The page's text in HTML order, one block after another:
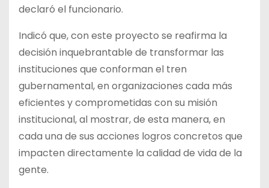
declaró el funcionario.
Indicó que, con este proyecto se reafirma la
decisión inquebrantable de transformar las
instituciones que conforman el tren
gubernamental, en organizaciones cada más
eficientes y comprometidas con su misión
institucional, al mostrar, de esta manera, en
cada una de sus acciones logros concretos que
impacten directamente la calidad de vida de la
gente.